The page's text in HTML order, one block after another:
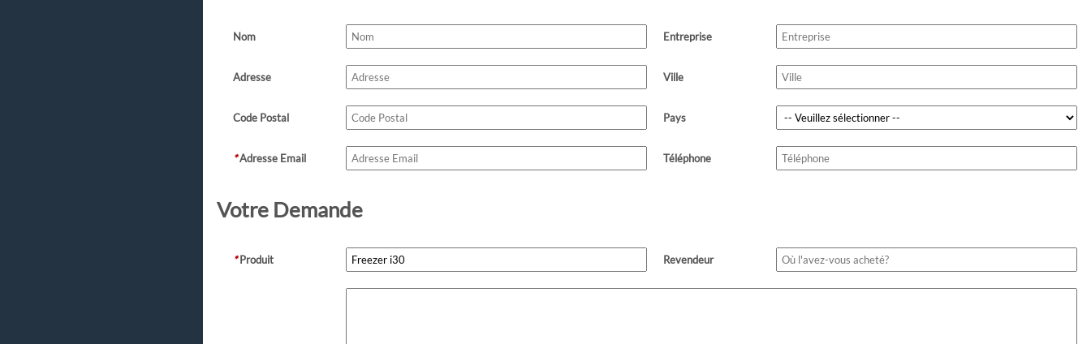
Nom Entreprise
Adresse Ville
Code Postal Pays
*Adresse Email Téléphone
Votre Demande
*Produit Revendeur